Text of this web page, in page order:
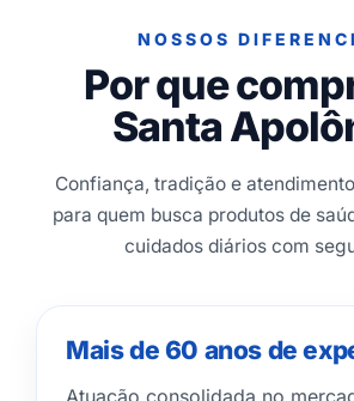
NOSSOS
Por que
Santa
Confiança, tradição e
para quem busca produtos de
cuidados diários com
Mais de 60 anos de
Atuação consolidada no